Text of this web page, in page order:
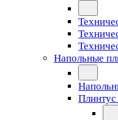
Напольные